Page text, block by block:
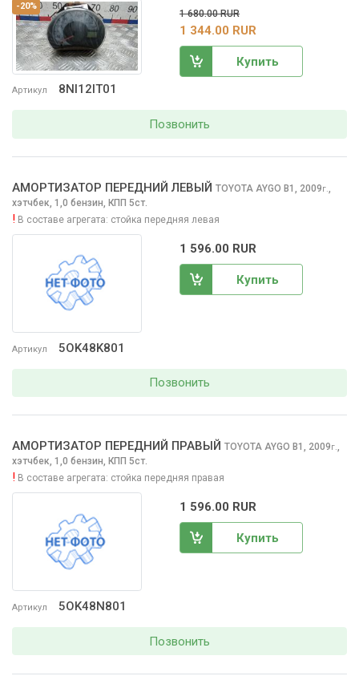
-20%
Артикул 8NI12IT01
1 680.00 RUR
1 344.00 RUR
Купить
Позвонить
Артикул 5OK48K801
АМОРТИЗАТОР ПЕРЕДНИЙ ЛЕВЫЙ TOYOTA AYGO B1, 2009г.,
хэтчбек, 1,0 бензин, КПП 5ст.
! В составе агрегата: стойка передняя левая
1 596.00 RUR
Купить
Позвонить
Артикул 5OK48N801
АМОРТИЗАТОР ПЕРЕДНИЙ ПРАВЫЙ TOYOTA AYGO B1, 2009г.,
хэтчбек, 1,0 бензин, КПП 5ст.
! В составе агрегата: стойка передняя правая
1 596.00 RUR
Купить
Позвонить